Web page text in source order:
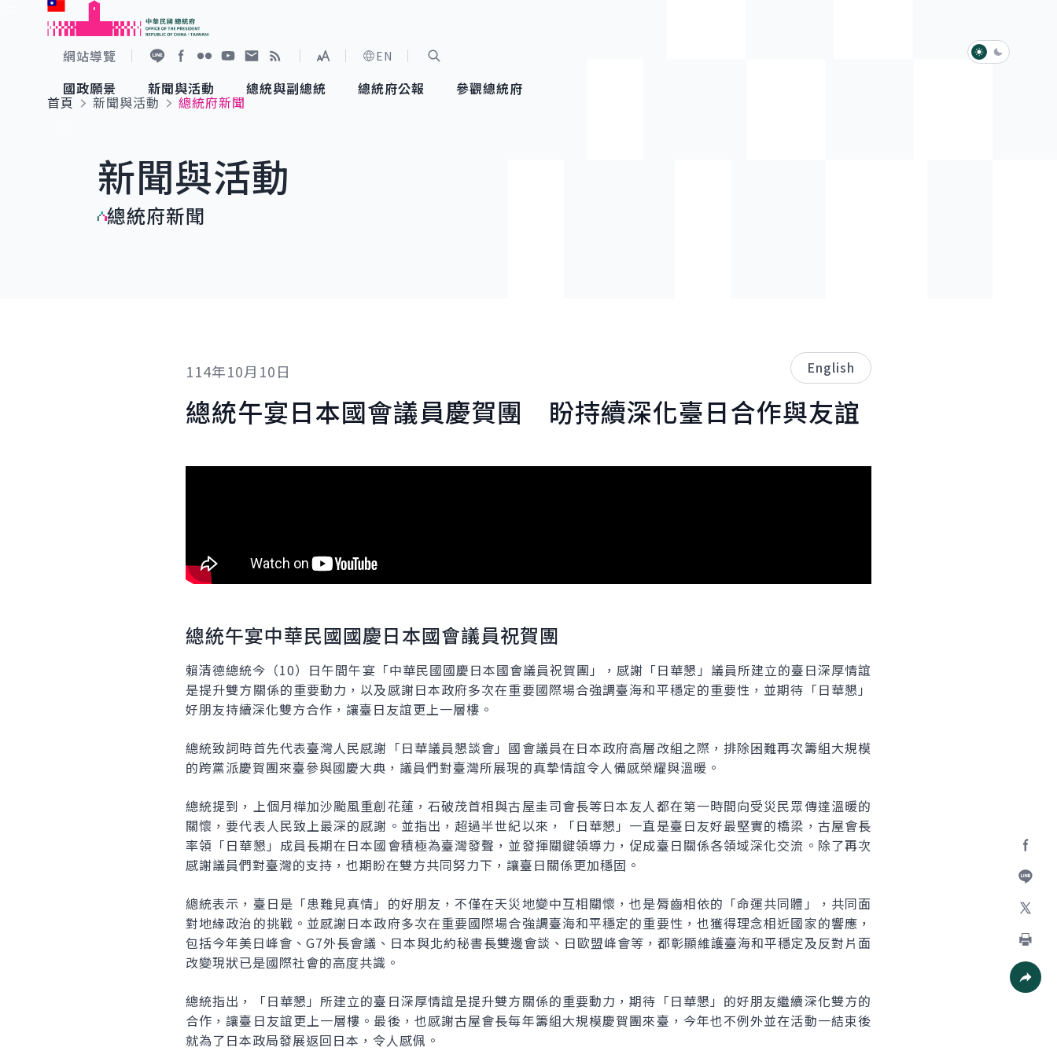
跳到主要內容
網站導覽
展開字級選單
EN
國政願景
國家氣候變遷對策委員會
重要談話
新聞與活動
總統府新聞
影音頻道
總統與副總統
賴清德總統
總統府公報 參觀總統府
參觀資訊
淺色模式
深色模式
首頁
新聞與活動
總統府新聞
新聞與活動
總統府新聞
加入好
列印
114年10月10日 English
總統午宴日本國會議員慶賀團 盼持續深化臺日合作與友誼
總統午宴中華民國國慶日本國會議員祝賀團
賴清德總統今（10）日午間午宴「中華民國國慶日本國會議員祝賀團」，感謝「日華懇」議員所建立的臺日深厚情誼
是提升雙方關係的重要動力，以及感謝日本政府多次在重要國際場合強調臺海和平穩定的重要性，並期待「日華懇」
好朋友持續深化雙方合作，讓臺日友誼更上一層樓。
總統致詞時首先代表臺灣人民感謝「日華議員懇談會」國會議員在日本政府高層改組之際，排除困難再次籌組大規模
的跨黨派慶賀團來臺參與國慶大典，議員們對臺灣所展現的真摯情誼令人備感榮耀與溫暖。
總統提到，上個月樺加沙颱風重創花蓮，石破茂首相與古屋圭司會長等日本友人都在第一時間向受災民眾傳達溫暖的
關懷，要代表人民致上最深的感謝。並指出，超過半世紀以來，「日華懇」一直是臺日友好最堅實的橋梁，古屋會長
率領「日華懇」成員長期在日本國會積極為臺灣發聲，並發揮關鍵領導力，促成臺日關係各領域深化交流。除了再次
感謝議員們對臺灣的支持，也期盼在雙方共同努力下，讓臺日關係更加穩固。
總統表示，臺日是「患難見真情」的好朋友，不僅在天災地變中互相關懷，也是脣齒相依的「命運共同體」，共同面
對地緣政治的挑戰。並感謝日本政府多次在重要國際場合強調臺海和平穩定的重要性，也獲得理念相近國家的響應，
包括今年美日峰會、G7外長會議、日本與北約秘書長雙邊會談、日歐盟峰會等，都彰顯維護臺海和平穩定及反對片面
改變現狀已是國際社會的高度共識。
總統指出，「日華懇」所建立的臺日深厚情誼是提升雙方關係的重要動力，期待「日華懇」的好朋友繼續深化雙方的
合作，讓臺日友誼更上一層樓。最後，也感謝古屋會長每年籌組大規模慶賀團來臺，今年也不例外並在活動一結束後
就為了日本政局發展返回日本，令人感佩。